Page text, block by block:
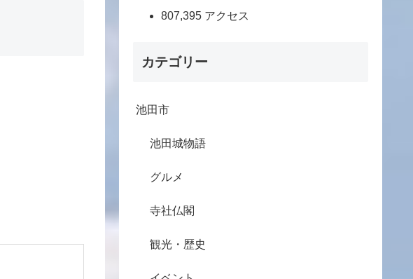
807,395 アクセス
カテゴリー
池田市
池田城物語
グルメ
寺社仏閣
観光・歴史